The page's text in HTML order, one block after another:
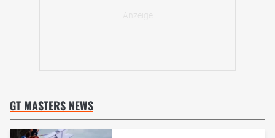
GT MASTERS NEWS